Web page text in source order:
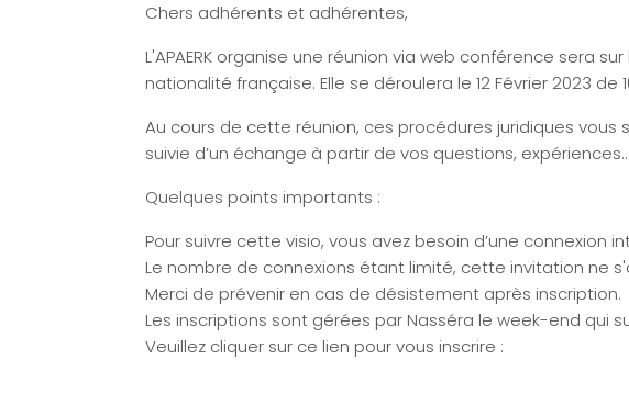
Chers adhérents et adhérentes,
L'APAERK organise une réunion via web conférence sera
nationalité française. Elle se déroulera le 12 Février 2023 de
Au cours de cette réunion, ces procédures juridiques
suivie d’un échange à partir de vos questions, expériences…
Quelques points importants :
Pour suivre cette visio, vous avez besoin d’une connexion
Le nombre de connexions étant limité, cette invitation ne
Merci de prévenir en cas de désistement après inscription.
Les inscriptions sont gérées par Nasséra le week-end qui
Veuillez cliquer sur ce lien pour vous inscrire :